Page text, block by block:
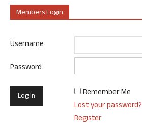
Members Login
Username
Password
Remember Me
Lost your password?
Register